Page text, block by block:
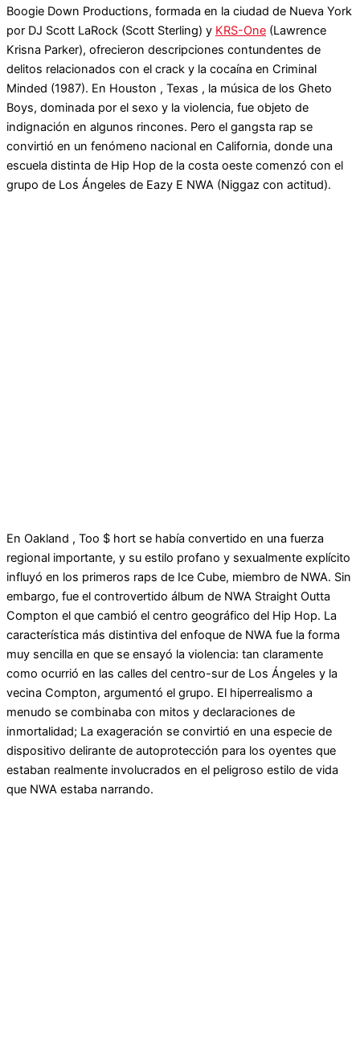
Boogie Down Productions, formada en la ciudad de Nueva York
por DJ Scott LaRock (Scott Sterling) y KRS-One (Lawrence
Krisna Parker), ofrecieron descripciones contundentes de
delitos relacionados con el crack y la cocaína en Criminal
Minded (1987). En Houston , Texas , la música de los Gheto
Boys, dominada por el sexo y la violencia, fue objeto de
indignación en algunos rincones. Pero el gangsta rap se
convirtió en un fenómeno nacional en California, donde una
escuela distinta de Hip Hop de la costa oeste comenzó con el
grupo de Los Ángeles de Eazy E NWA (Niggaz con actitud).
En Oakland , Too $ hort se había convertido en una fuerza
regional importante, y su estilo profano y sexualmente explícito
influyó en los primeros raps de Ice Cube, miembro de NWA. Sin
embargo, fue el controvertido álbum de NWA Straight Outta
Compton el que cambió el centro geográfico del Hip Hop. La
característica más distintiva del enfoque de NWA fue la forma
muy sencilla en que se ensayó la violencia: tan claramente
como ocurrió en las calles del centro-sur de Los Ángeles y la
vecina Compton, argumentó el grupo. El hiperrealismo a
menudo se combinaba con mitos y declaraciones de
inmortalidad; La exageración se convirtió en una especie de
dispositivo delirante de autoprotección para los oyentes que
estaban realmente involucrados en el peligroso estilo de vida
que NWA estaba narrando.